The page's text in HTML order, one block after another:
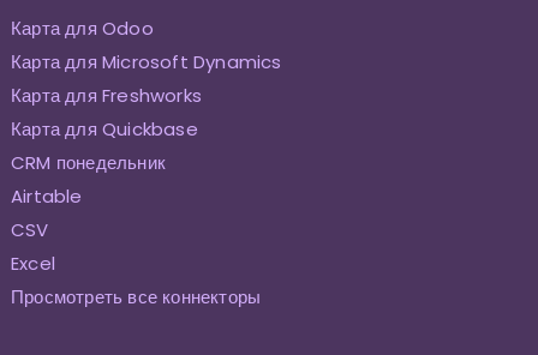
Карта для Odoo
Карта для Microsoft Dynamics
Карта для Freshworks
Карта для Quickbase
CRM понедельник
Airtable
CSV
Excel
Просмотреть все коннекторы